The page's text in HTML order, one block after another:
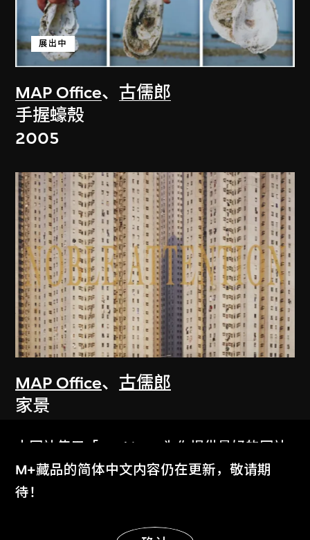
MAP Office、 古儒郎
展出中
手握蠔殼
2005
MAP Office、 古儒郎
家景
本网站使用「Cookies」为你提供最好的网站
体验。
了解更多
M+藏品的简体中文内容仍在更新，敬请期
待！
显示更多